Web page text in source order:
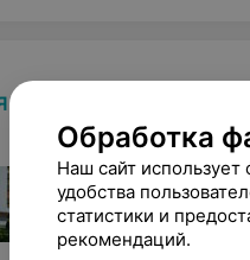
больница
Обработка
Наш сайт
удобства
статистики и
рекомендаций.